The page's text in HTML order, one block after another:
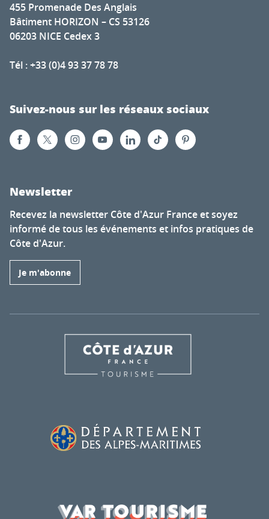
455 Promenade Des Anglais
Bâtiment HORIZON – CS 53126
06203 NICE Cedex 3
Tél : +33 (0)4 93 37 78 78
Suivez-nous sur les réseaux sociaux
Newsletter
Recevez la newsletter Côte d'Azur France et soyez
informé de tous les événements et infos pratiques de
Côte d'Azur.
Je m'abonne